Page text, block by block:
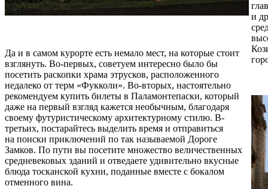
Да и в самом курорте есть немало мест, на которые стоит
взглянуть. Во-первых, советуем интересно было бы
посетить раскопки храма этрусков, расположенного
недалеко от терм «Фукколи». Во-вторых, настоятельно
рекомендуем купить билеты в Паламонтепаски, который
даже на первый взгляд кажется необычным, благодаря
своему футуристическому архитектурному стилю. В-
третьих, постарайтесь выделить время и отправиться
на поиски приключений по так называемой Дороге
Замков. По пути вы посетите множество величественных
средневековых зданий и отведаете удивительно вкусные
блюда тосканской кухни, поданные вместе с бокалом
отменного вина.
и